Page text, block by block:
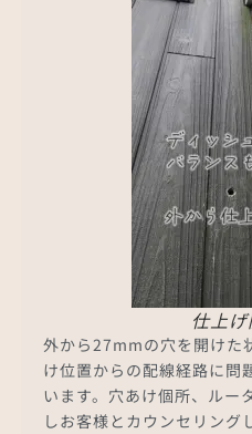
仕上
外から27mmの穴を開けた
け位置からの配線経路に問
います。穴あけ個所、ルー
しお客様とカウンセリング